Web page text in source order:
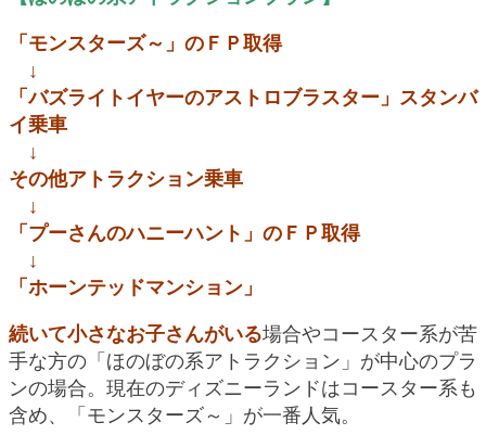
「モンスターズ～」のＦＰ取得
↓
「バズライトイヤーのアストロブラスター」スタンバ
イ乗車
↓
その他アトラクション乗車
↓
「プーさんのハニーハント」のＦＰ取得
↓
「ホーンテッドマンション」
続いて小さなお子さんがいる場合やコースター系が苦
手な方の「ほのぼの系アトラクション」が中心のプラ
ンの場合。現在のディズニーランドはコースター系も
含め、「モンスターズ～」が一番人気。